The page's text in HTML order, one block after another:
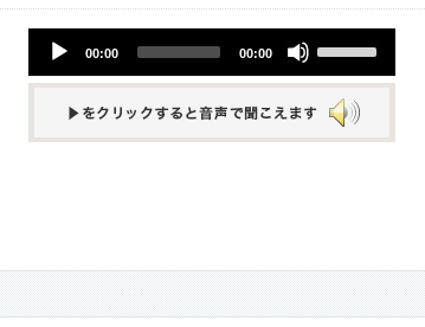
Audio
00:00 00:00
Arrow
keys
volume.